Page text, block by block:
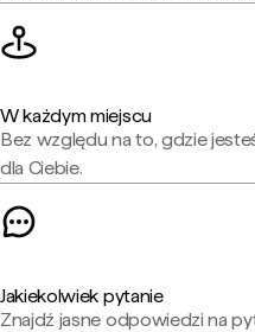
W każdym miejscu
Bez względu na to, gdzie
dla Ciebie.
Jakiekolwiek pytanie
Znajdź jasne odpowiedzi na